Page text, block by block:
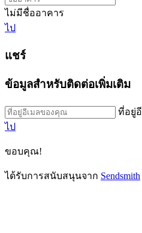
ไม่มีชื่ออาคาร
ไป
แชร์
ข้อมูลสำหรับติดต่อเพิ่มเติม
ที่อยู่
ไป
ขอบคุณ!
ได้รับการสนับสนุนจาก Sendsmith